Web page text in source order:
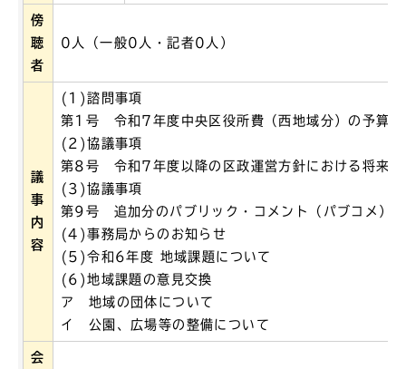
傍
聴
者
0人（一般0人・記者0人）
議
事
内
容
(1)諮問事項
第1号 令和7年度中央区役所費（西地域分）の予算要
(2)協議事項
第8号 令和7年度以降の区政運営方針における将来像
(3)協議事項
第9号 追加分のパブリック・コメント（パブコメ）
(4)事務局からのお知らせ
(5)令和6年度 地域課題について
(6)地域課題の意見交換
ア 地域の団体について
イ 公園、広場等の整備について
会